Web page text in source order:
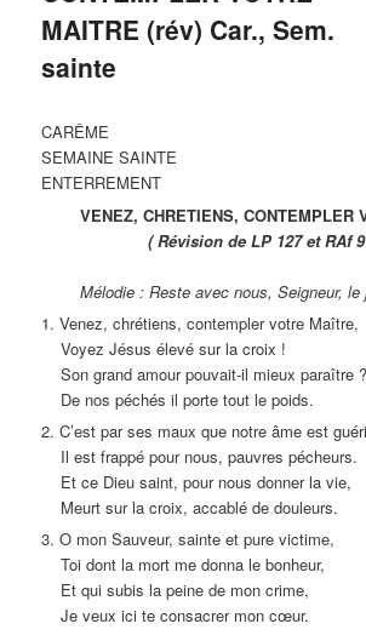
MAITRE (rév) Car., Sem.
sainte
CARÊME
SEMAINE SAINTE
ENTERREMENT
VENEZ, CHRETIENS, CONTEMPLER
( Révision de LP 127 et RAf
Mélodie : Reste avec nous, Seigneur, le
1. Venez, chrétiens, contempler votre Maître,
Voyez Jésus élevé sur la croix !
Son grand amour pouvait-il mieux paraître ?
De nos péchés il porte tout le poids.
2. C’est par ses maux que notre âme est
Il est frappé pour nous, pauvres pécheurs.
Et ce Dieu saint, pour nous donner la vie,
Meurt sur la croix, accablé de douleurs.
3. O mon Sauveur, sainte et pure victime,
Toi dont la mort me donna le bonheur,
Et qui subis la peine de mon crime,
Je veux ici te consacrer mon cœur.